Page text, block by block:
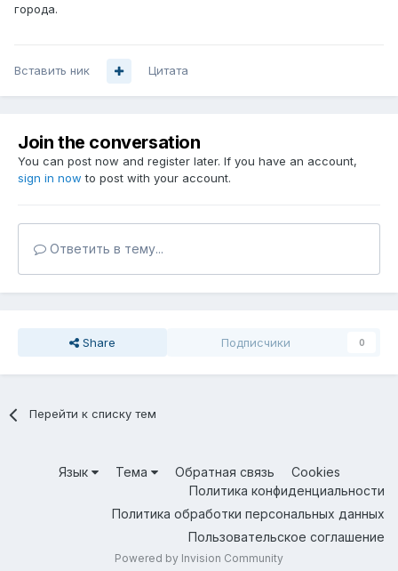
города.
Вставить ник Цитата
Join the conversation
You can post now and register later. If you have an account,
sign in now to post with your account.
Ответить в тему...
Share Подписчики 0
Перейти к списку тем
Язык Тема Обратная связь
Cookies
Политика конфиденциальности
Политика обработки персональных данных
Пользовательское соглашение
Powered by Invision Community